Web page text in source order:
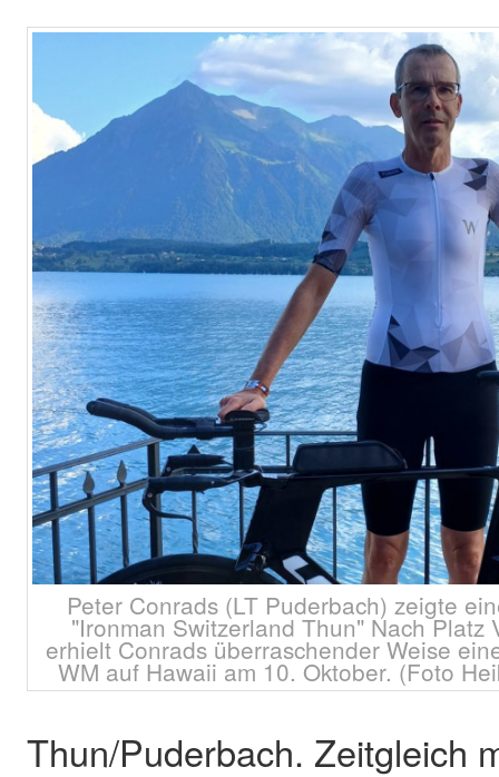
Peter Conrads (LT Puderbach) zeigte
"Ironman Switzerland Thun" Nach Platz
erhielt Conrads überraschender Weise
WM auf Hawaii am 10. Oktober. (Foto
Thun/Puderbach. Zeitgleich